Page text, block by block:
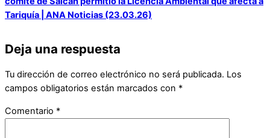
Tariquía | ANA Noticias (23.03.26)
Deja una respuesta
Tu dirección de correo electrónico no será publicada. Los
campos obligatorios están marcados con *
Comentario *